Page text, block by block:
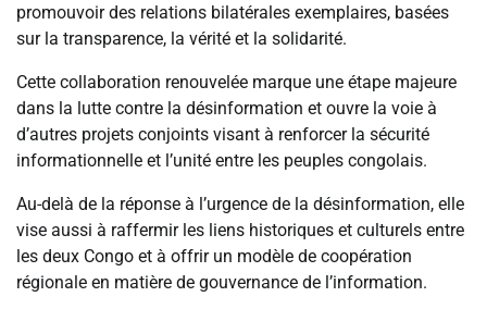
promouvoir des relations bilatérales exemplaires, basées
sur la transparence, la vérité et la solidarité.
Cette collaboration renouvelée marque une étape majeure
dans la lutte contre la désinformation et ouvre la voie à
d’autres projets conjoints visant à renforcer la sécurité
informationnelle et l’unité entre les peuples congolais.
Au-delà de la réponse à l’urgence de la désinformation, elle
vise aussi à raffermir les liens historiques et culturels entre
les deux Congo et à offrir un modèle de coopération
régionale en matière de gouvernance de l’information.